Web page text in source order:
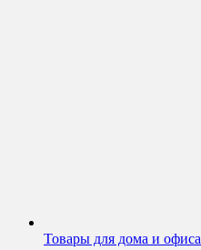
Товары для дома и офиса